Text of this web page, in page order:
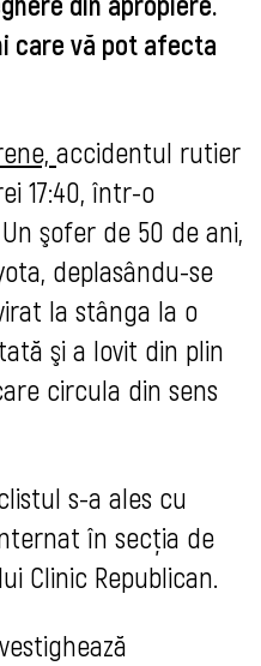
care vă pot afecta
accidentul rutier
17:40, într-o
şofer de 50 de ani,
deplasându-se
la stânga la o
şi a lovit din plin
circula din sens
s-a ales cu
în secţia de
Clinic Republican.